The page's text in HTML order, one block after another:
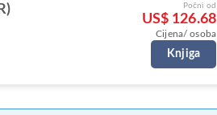
Počni od
US$ 126.68
Cijena/ osoba
Knjiga